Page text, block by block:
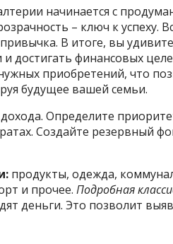
начинается с
– ключ к успеху.
В итоге, вы
достигать финансовых
приобретений, что
будущее вашей семьи.
Определите
Создайте резервный
продукты, одежда,
и прочее. Подробная
деньги. Это позволит